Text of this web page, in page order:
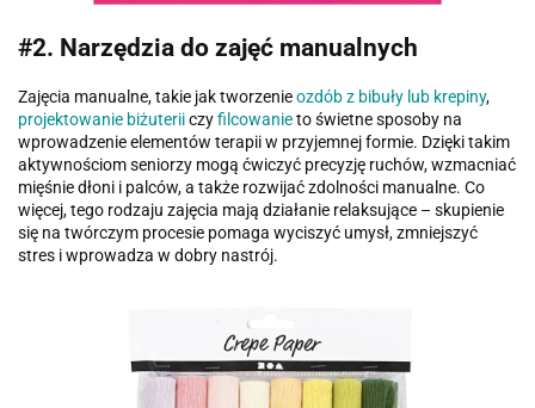
#2. Narzędzia do zajęć manualnych
Zajęcia manualne, takie jak tworzenieozdób z bibuły lub krepiny,
projektowanie biżuteriiczyfilcowanieto świetne sposoby na
wprowadzenie elementów terapii w przyjemnej formie. Dzięki takim
aktywnościom seniorzy mogą ćwiczyć precyzję ruchów, wzmacniać
mięśnie dłoni i palców, a także rozwijać zdolności manualne. Co
więcej, tego rodzaju zajęcia mają działanie relaksujące – skupienie
się na twórczym procesie pomaga wyciszyć umysł, zmniejszyć
stres i wprowadza w dobry nastrój.